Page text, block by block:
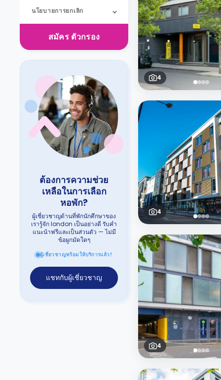
นโยบายการยกเลิก
สมัคร ตัวกรอง
ต้องการความช่วย
เหลือในการเลือก
หอพัก?
ผู้เชี่ยวชาญด้านที่พักนักศึกษาของ
เรารู้จัก london เป็นอย่างดี รับคำ
แนะนำฟรีและเป็นส่วนตัว — ไม่มี
ข้อผูกมัดใดๆ
ผู้เชี่ยวชาญพร้อมให้บริการแล้ว!
แชทกับผู้เชี่ยวชาญ
4
4
4